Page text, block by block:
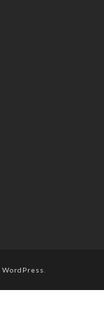
WordPress